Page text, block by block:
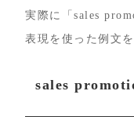
実際に「sales
表現を使った例文
sales